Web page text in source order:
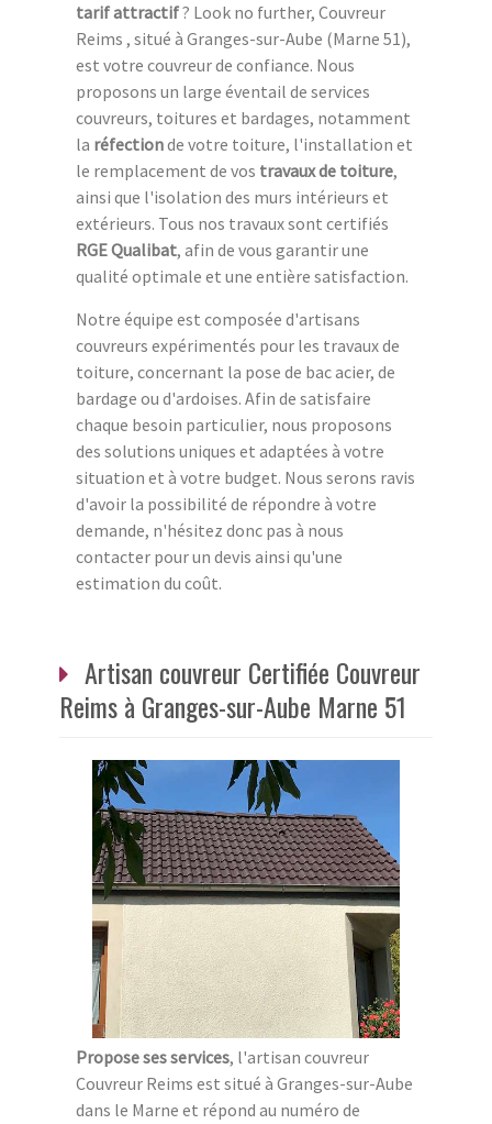
tarif attractif? Look no further, Couvreur
Reims , situé à Granges-sur-Aube (Marne 51),
est votre couvreur de confiance. Nous
proposons un large éventail de services
couvreurs, toitures et bardages, notamment
la réfectionde votre toiture, l'installation et
le remplacement de vos travaux de toiture,
ainsi que l'isolation des murs intérieurs et
extérieurs. Tous nos travaux sont certifiés
RGE Qualibat, afin de vous garantir une
qualité optimale et une entière satisfaction.
Notre équipe est composée d'artisans
couvreurs expérimentés pour les travaux de
toiture, concernant la pose de bac acier, de
bardage ou d'ardoises. Afin de satisfaire
chaque besoin particulier, nous proposons
des solutions uniques et adaptées à votre
situation et à votre budget. Nous serons ravis
d'avoir la possibilité de répondre à votre
demande, n'hésitez donc pas à nous
contacter pour un devis ainsi qu'une
estimation du coût.
Artisan couvreur Certifiée Couvreur
Reims à Granges-sur-Aube Marne 51
Propose ses services, l'artisan couvreur
Couvreur Reims est situé à Granges-sur-Aube
dans le Marne et répond au numéro de